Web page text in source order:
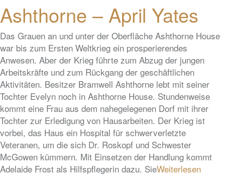
Ashthorne – April Yates
Das Grauen an und unter der Oberfläche Ashthorne House
war bis zum Ersten Weltkrieg ein prosperierendes
Anwesen. Aber der Krieg führte zum Abzug der jungen
Arbeitskräfte und zum Rückgang der geschäftlichen
Aktivitäten. Besitzer Bramwell Ashthorne lebt mit seiner
Tochter Evelyn noch in Ashthorne House. Stundenweise
kommt eine Frau aus dem nahegelegenen Dorf mit ihrer
Tochter zur Erledigung von Hausarbeiten. Der Krieg ist
vorbei, das Haus ein Hospital für schwerverletzte
Veteranen, um die sich Dr. Roskopf und Schwester
McGowen kümmern. Mit Einsetzen der Handlung kommt
Adelaide Frost als Hilfspflegerin dazu. SieWeiterlesen